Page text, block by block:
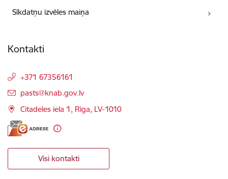
Sīkdatņu izvēles maiņa
Kontakti
+371 67356161
E-pasts:
pasts@knab.gov.lv
Citadeles iela 1, Rīga, LV-1010
Visi kontakti